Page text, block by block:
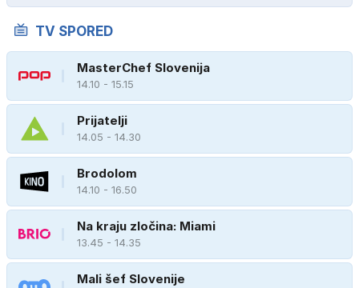
TV SPORED
MasterChef Slovenija
14.10 - 15.15
Prijatelji
14.05 - 14.30
Brodolom
14.10 - 16.50
Na kraju zločina: Miami
13.45 - 14.35
Mali šef Slovenije